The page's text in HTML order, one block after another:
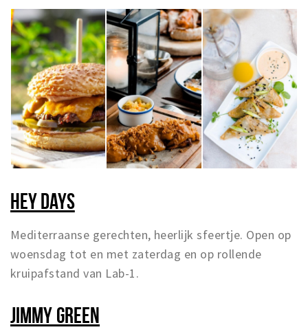
HEY DAYS
Mediterraanse gerechten, heerlijk sfeertje. Open op
woensdag tot en met zaterdag en op rollende
kruipafstand van Lab-1.
JIMMY GREEN